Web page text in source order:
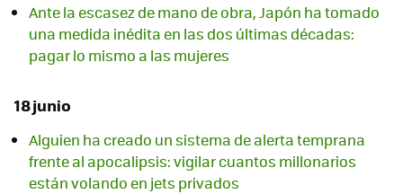
Ante la escasez de mano de obra, Japón ha tomado
una medida inédita en las dos últimas décadas:
pagar lo mismo a las mujeres
18 junio
Alguien ha creado un sistema de alerta temprana
frente al apocalipsis: vigilar cuantos millonarios
están volando en jets privados